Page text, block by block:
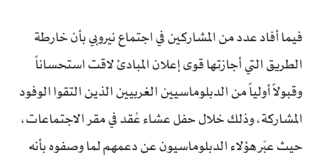
فيما أفاد عدد من المشاركين في اجتماع نيروبي بأن خارطة
الطريق التي أجازتها قوى إعلان المبادئ لاقت استحساناً
وقبولاً أولياً من الدبلوماسيين الغربيين الذين التقوا الوفود
المشاركة، وذلك خلال حفل عشاء عُقد في مقر الاجتماعات،
حيث عبّر هؤلاء الدبلوماسيون عن دعمهم لما وصفوه بأنه